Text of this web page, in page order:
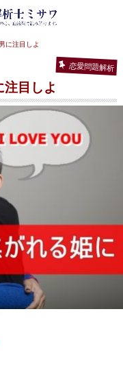
に注目しよ
恋愛問題解析
目しよ